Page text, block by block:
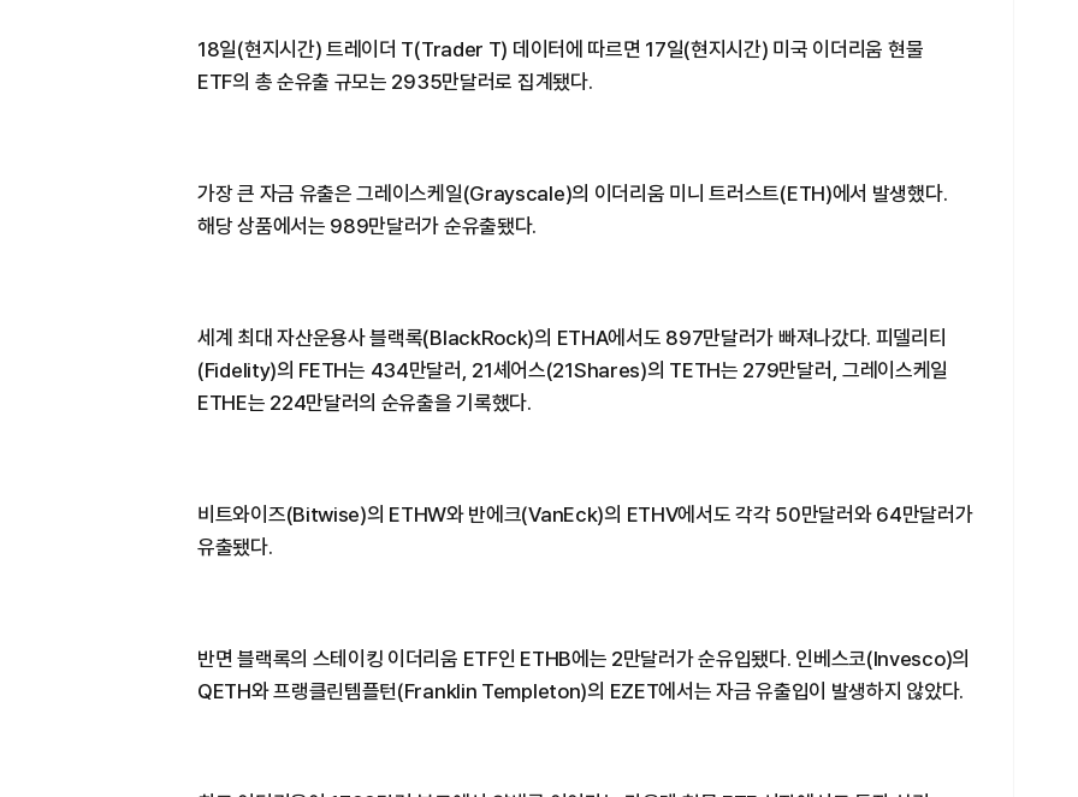
18일(현지시간) 트레이더 T(Trader T) 데이터에 따르면 17일(현지시간) 미국 이더리움 현물
ETF의 총 순유출 규모는 2935만달러로 집계됐다.
가장 큰 자금 유출은 그레이스케일(Grayscale)의 이더리움 미니 트러스트(ETH)에서 발생했다.
해당 상품에서는 989만달러가 순유출됐다.
세계 최대 자산운용사 블랙록(BlackRock)의 ETHA에서도 897만달러가 빠져나갔다. 피델리티
(Fidelity)의 FETH는 434만달러, 21셰어스(21Shares)의 TETH는 279만달러, 그레이스케일
ETHE는 224만달러의 순유출을 기록했다.
비트와이즈(Bitwise)의 ETHW와 반에크(VanEck)의 ETHV에서도 각각 50만달러와 64만달러가
유출됐다.
반면 블랙록의 스테이킹 이더리움 ETF인 ETHB에는 2만달러가 순유입됐다. 인베스코(Invesco)의
QETH와 프랭클린템플턴(Franklin Templeton)의 EZET에서는 자금 유출입이 발생하지 않았다.